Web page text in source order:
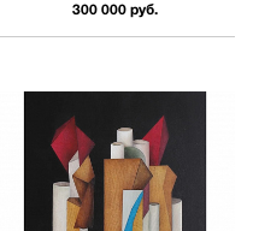
300 000 руб.